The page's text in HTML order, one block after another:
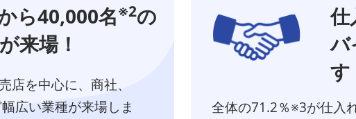
ら40,000名※2の
来場！
店を中心に、商社、
広い業種が来場しま
仕
バ
す
全体の71.2％※3が仕入